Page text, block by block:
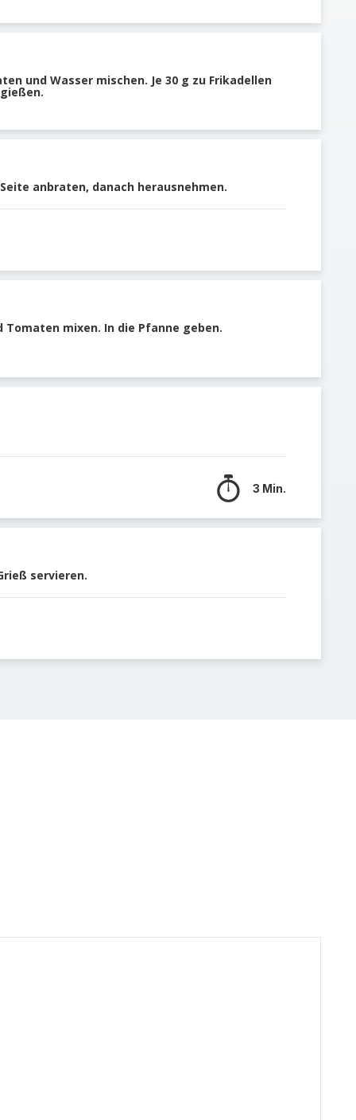
und Wasser mischen. Je 30 g zu Frikadellen
anbraten, danach herausnehmen.
Tomaten mixen. In die Pfanne geben.
3 Min.
servieren.